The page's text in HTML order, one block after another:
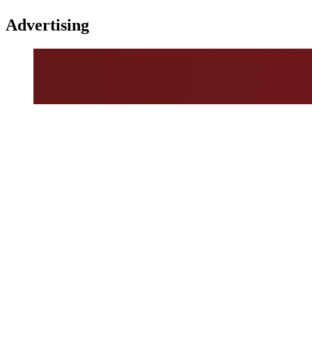
Advertising